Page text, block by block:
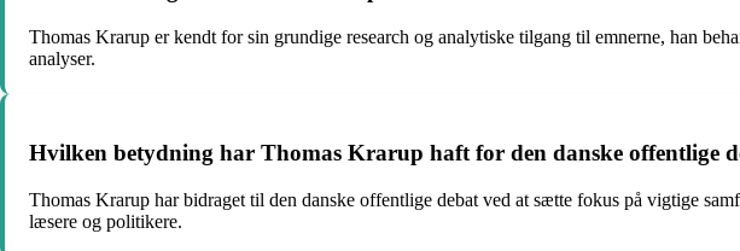
Thomas Krarup er kendt for sin grundige research og analytiske tilgang til emnerne, han
analyser.
Hvilken betydning har Thomas Krarup haft for den danske offentlige
Thomas Krarup har bidraget til den danske offentlige debat ved at sætte fokus på vigtige
læsere og politikere.